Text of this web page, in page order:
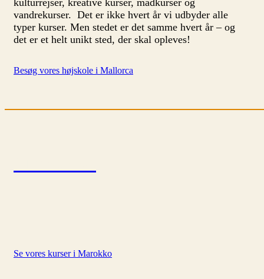
kulturrejser, kreative kurser, madkurser og
vandrekurser. Det er ikke hvert år vi udbyder alle
typer kurser. Men stedet er det samme hvert år – og
det er et helt unikt sted, der skal opleves!
Besøg vores højskole i Mallorca
Se vores kurser i Marokko